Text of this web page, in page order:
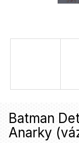
Batman
Anarky
t
?